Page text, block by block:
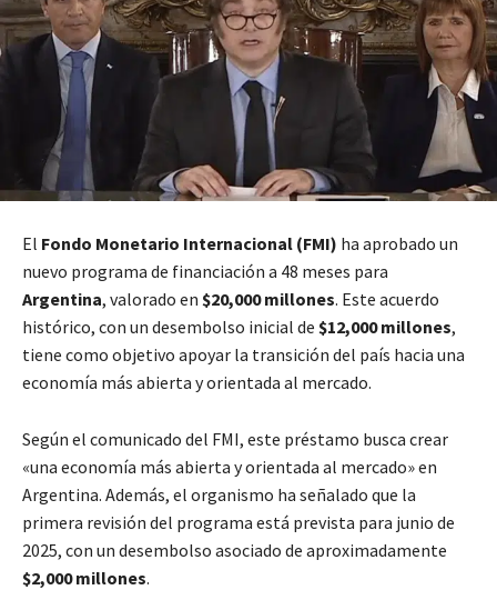
El Fondo Monetario Internacional (FMI) ha aprobado un
nuevo programa de financiación a 48 meses para
Argentina, valorado en $20,000 millones. Este acuerdo
histórico, con un desembolso inicial de $12,000 millones,
tiene como objetivo apoyar la transición del país hacia una
economía más abierta y orientada al mercado.
Según el comunicado del FMI, este préstamo busca crear
«una economía más abierta y orientada al mercado» en
Argentina. Además, el organismo ha señalado que la
primera revisión del programa está prevista para junio de
2025, con un desembolso asociado de aproximadamente
$2,000 millones.